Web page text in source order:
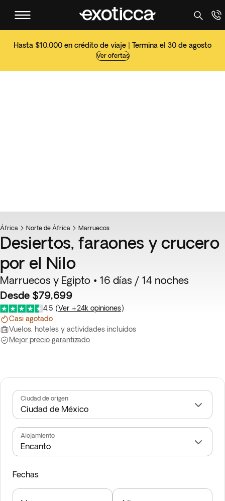
Hasta $10,000 en crédito de viaje | Termina el 30 de agosto
Ver ofertas
Top ventas
África Norte de África Marruecos
Desiertos, faraones y crucero
por el Nilo
Marruecos y Egipto • 16 días / 14 noches
Desde $79,699
4.5 (Ver +24k opiniones)
Casi agotado
Vuelos, hoteles y actividades incluidos
Mejor precio garantizado
Ciudad de origen
Alojamiento
Fechas